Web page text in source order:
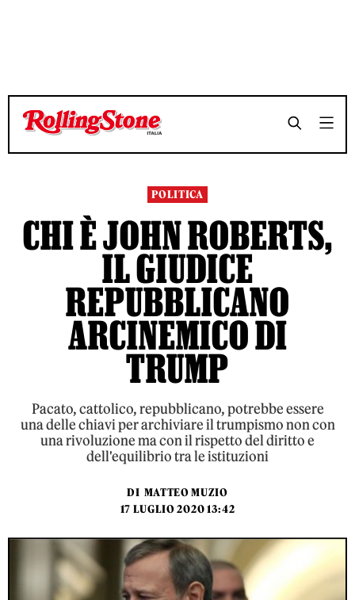
TEMPO DI LETTURA 6 MINUTI SHARE
TEMPO DI LETTURA 6 MINUTI SHARE
POLITICA
CHI È JOHN ROBERTS,
IL GIUDICE
REPUBBLICANO
ARCINEMICO DI
TRUMP
Pacato, cattolico, repubblicano, potrebbe essere
una delle chiavi per archiviare il trumpismo non con
una rivoluzione ma con il rispetto del diritto e
dell'equilibrio tra le istituzioni
DI MATTEO MUZIO
17 LUGLIO 2020 13:42